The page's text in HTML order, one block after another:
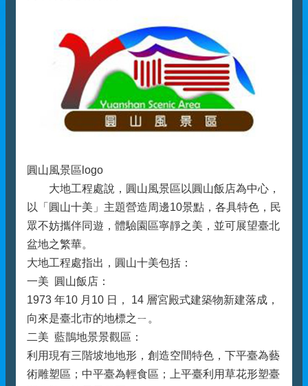
圓山風景區logo
大地工程處說，圓山風景區以圓山飯店為中心，
以「圓山十美」主題營造周邊10景點，各具特色，民
眾不妨攜伴同遊，體驗園區寧靜之美，並可展望臺北
盆地之繁華。
大地工程處指出，圓山十美包括：
一美 圓山飯店：
1973 年10 月10 日， 14 層宮殿式建築物新建落成，
向來是臺北市的地標之ㄧ。
二美 藍鵲地景景觀區：
利用現有三階坡地地形，創造空間特色，下平臺為藝
術雕塑區；中平臺為輕食區；上平臺利用草花形塑臺